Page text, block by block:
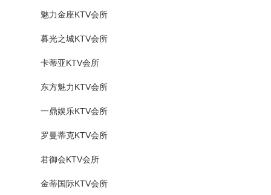
魅力金座KTV会所
暮光之城KTV会所
卡蒂亚KTV会所
东方魅力KTV会所
一鼎娱乐KTV会所
罗曼蒂克KTV会所
君御会KTV会所
金蒂国际KTV会所